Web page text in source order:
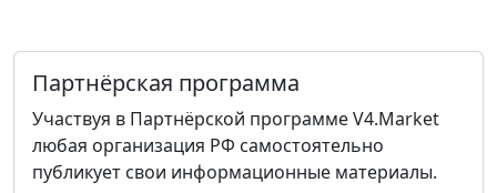
Партнёрская программа
Участвуя в Партнёрской программе V4.Market
любая организация РФ самостоятельно
публикует свои информационные материалы.